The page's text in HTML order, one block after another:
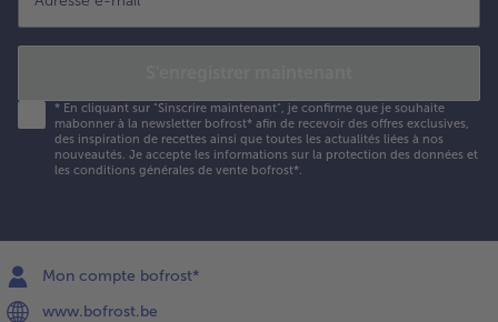
* En cliquant sur "Sinscrire maintenant", je confirme que je souhaite
mabonner à la newsletter bofrost* afin de recevoir des offres exclusives,
des inspiration de recettes ainsi que toutes les actualités liées à nos
nouveautés. Je accepte les informations sur la protection des données et
les conditions générales de vente bofrost*.
Mon compte bofrost*
www.bofrost.be